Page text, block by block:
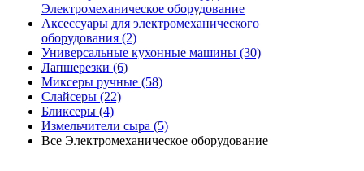
Электромеханическое оборудование
Аксессуары для электромеханического
оборудования (2)
Универсальные кухонные машины (30)
Лапшерезки (6)
Миксеры ручные (58)
Слайсеры (22)
Бликсеры (4)
Измельчители сыра (5)
Все Электромеханическое оборудование